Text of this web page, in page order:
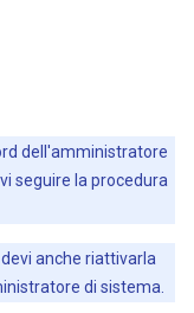
dell'amministratore
seguire la procedura
anche riattivarla
di sistema.